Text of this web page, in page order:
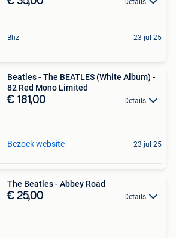
Details
Bhz 23 jul 25
Beatles - The BEATLES (White Album) -
82 Red Mono Limited
€ 181,00 Details
Bezoek website 23 jul 25
The Beatles - Abbey Road
€ 25,00 Details